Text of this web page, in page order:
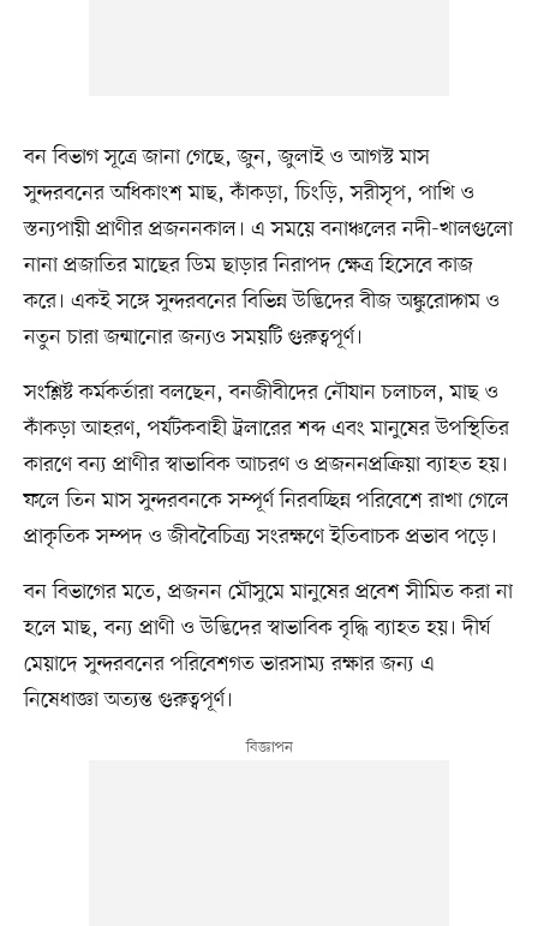
বন বিভাগ সূত্রে জানা গেছে, জুন, জুলাই ও আগস্ট মাস
সুন্দরবনের অধিকাংশ মাছ, কাঁকড়া, চিংড়ি, সরীসৃপ, পাখি ও
স্তন্যপায়ী প্রাণীর প্রজননকাল। এ সময়ে বনাঞ্চলের নদী-খালগুলো
নানা প্রজাতির মাছের ডিম ছাড়ার নিরাপদ ক্ষেত্র হিসেবে কাজ
করে। একই সঙ্গে সুন্দরবনের বিভিন্ন উদ্ভিদের বীজ অঙ্কুরোদ্গম ও
নতুন চারা জন্মানোর জন্যও সময়টি গুরুত্বপূর্ণ।
সংশ্লিষ্ট কর্মকর্তারা বলছেন, বনজীবীদের নৌযান চলাচল, মাছ ও
কাঁকড়া আহরণ, পর্যটকবাহী ট্রলারের শব্দ এবং মানুষের উপস্থিতির
কারণে বন্য প্রাণীর স্বাভাবিক আচরণ ও প্রজননপ্রক্রিয়া ব্যাহত হয়।
ফলে তিন মাস সুন্দরবনকে সম্পূর্ণ নিরবচ্ছিন্ন পরিবেশে রাখা গেলে
প্রাকৃতিক সম্পদ ও জীববৈচিত্র্য সংরক্ষণে ইতিবাচক প্রভাব পড়ে।
বন বিভাগের মতে, প্রজনন মৌসুমে মানুষের প্রবেশ সীমিত করা না
হলে মাছ, বন্য প্রাণী ও উদ্ভিদের স্বাভাবিক বৃদ্ধি ব্যাহত হয়। দীর্ঘ
মেয়াদে সুন্দরবনের পরিবেশগত ভারসাম্য রক্ষার জন্য এ
নিষেধাজ্ঞা অত্যন্ত গুরুত্বপূর্ণ।